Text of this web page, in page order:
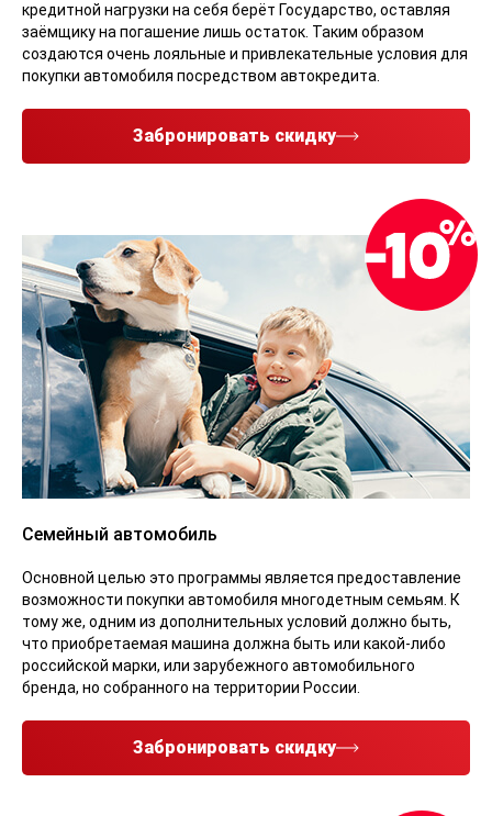
кредитной нагрузки на себя берёт Государство, оставляя
заёмщику на погашение лишь остаток. Таким образом
создаются очень лояльные и привлекательные условия для
покупки автомобиля посредством автокредита.
Забронировать скидку
Семейный автомобиль
Основной целью это программы является предоставление
возможности покупки автомобиля многодетным семьям. К
тому же, одним из дополнительных условий должно быть,
что приобретаемая машина должна быть или какой-либо
российской марки, или зарубежного автомобильного
бренда, но собранного на территории России.
Забронировать скидку